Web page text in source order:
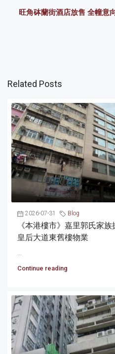
旺角砵蘭街酒店放售 全幢意
Related Posts
2026-07-31 Blog
《本港樓市》嘉里郭氏家
皇后大道東舊樓物業
...
Continue reading